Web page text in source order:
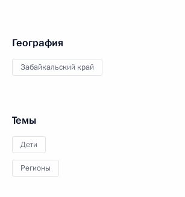
География
Забайкальский край
Темы
Дети
Регионы